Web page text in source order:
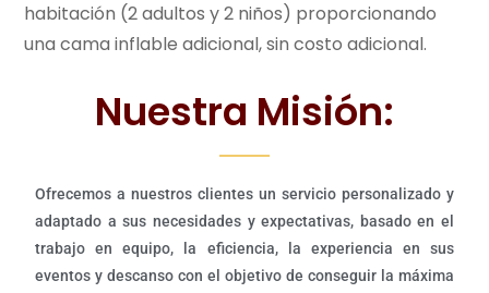
habitación (2 adultos y 2 niños) proporcionando
una cama inflable adicional, sin costo adicional.
Nuestra Misión:
Ofrecemos a nuestros clientes un servicio personalizado y
adaptado a sus necesidades y expectativas, basado en el
trabajo en equipo, la eficiencia, la experiencia en sus
eventos y descanso con el objetivo de conseguir la máxima